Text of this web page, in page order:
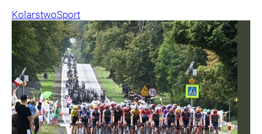
KolarstwoSport